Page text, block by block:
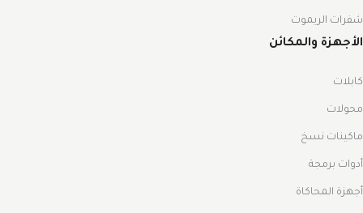
شفرات الريموت
الأجهزة والمكائن
كابلات
محولات
ماكينات نسخ
أدوات برمجة
أجهزة المحاكاة